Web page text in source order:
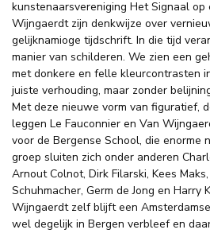
kunstenaarsvereniging Het Signaal op
Wijngaerdt zijn denkwijze over
gelijknamioge tijdschrift. In die tijd
manier van schilderen. We zien een
met donkere en felle kleurcontrasten
juiste verhouding, maar zonder
Met deze nieuwe vorm van figuratief,
leggen Le Fauconnier en Van
voor de Bergense School, die enorme
groep sluiten zich onder anderen
Arnout Colnot, Dirk Filarski, Kees
Schuhmacher, Germ de Jong en Harry
Wijngaerdt zelf blijft een
wel degelijk in Bergen verbleef en